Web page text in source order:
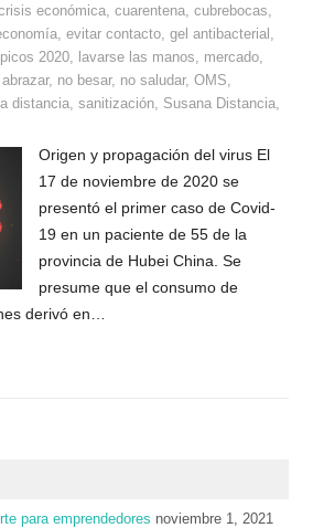
económica ,cuarentena ,cubrebocas
,evitar contacto ,gel antibacterial
2020 lavarse las manos mercado
, no besar, no saludar,OMS
distancia ,sanitización Susana Distancia
Origen y propagación del virus El
17 de noviembre de 2020 se
presentó el primer caso de Covid-
19 en un paciente de 55 de la
provincia de Hubei China. Se
presume que el consumo de
derivó en…
para emprendedores noviembre 1, 2021